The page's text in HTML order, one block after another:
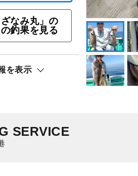
＝イカメタル、
元
ざなみ丸」の
釣果を見る
を表示
SERVICE